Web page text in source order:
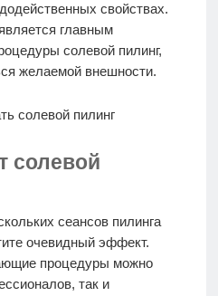
свойствах.
главным
солевой пилинг,
желаемой внешности.
солевой
сеансов пилинга
очевидный эффект.
процедуры можно
так и